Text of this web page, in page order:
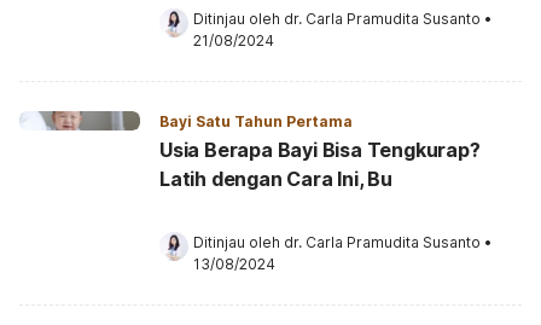
Ditinjau oleh dr. Carla Pramudita Susanto •
21/08/2024
Bayi Satu Tahun Pertama
Usia Berapa Bayi Bisa Tengkurap?
Latih dengan Cara Ini, Bu
Ditinjau oleh dr. Carla Pramudita Susanto •
13/08/2024